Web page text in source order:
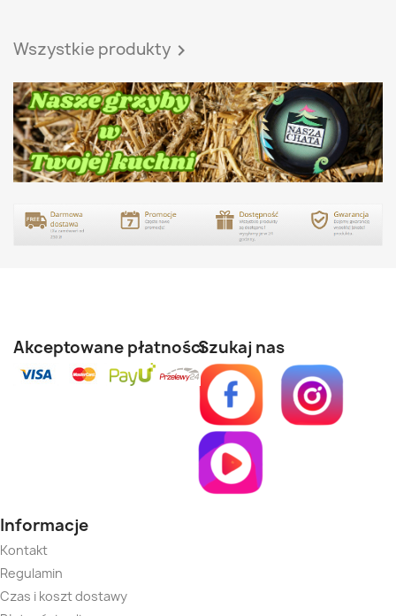
Wszystkie produkty 
Akceptowane płatnościSzukaj nas
Informacje
Kontakt
Regulamin
Czas i koszt dostawy